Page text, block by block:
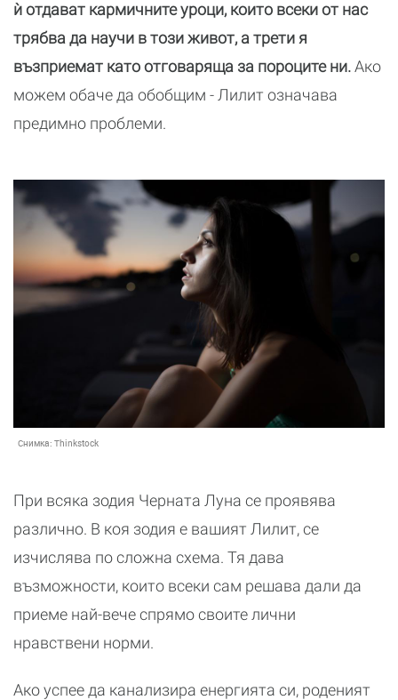
ѝ отдават кармичните уроци, които всеки от нас
трябва да научи в този живот, а трети я
възприемат като отговаряща за пороците ни.Ако
можем обаче да обобщим - Лилит означава
предимно проблеми.
Снимка: Thinkstock
При всяка зодия Черната Луна се проявява
различно. В коя зодия е вашият Лилит, се
изчислява по сложна схема. Тя дава
възможности, които всеки сам решава дали да
приеме най-вече спрямо своите лични
нравствени норми.
Ако успее да канализира енергията си, роденият